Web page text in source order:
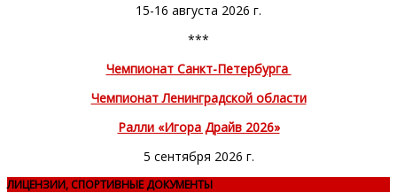
15-16 августа 2026 г.
***
Чемпионат Санкт-Петербурга
Чемпионат Ленинградской области
Ралли «Игора Драйв 2026»
5 сентября 2026 г.
ЛИЦЕНЗИИ, СПОРТИВНЫЕ ДОКУМЕНТЫ